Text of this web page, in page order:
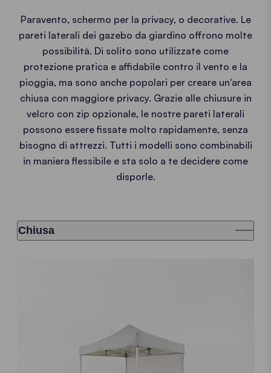
Paravento, schermo per la privacy, o decorative. Le
pareti laterali dei gazebo da giardino offrono molte
possibilità. Di solito sono utilizzate come
protezione pratica e affidabile contro il vento e la
pioggia, ma sono anche popolari per creare un'area
chiusa con maggiore privacy. Grazie alle chiusure in
velcro con zip opzionale, le nostre pareti laterali
possono essere fissate molto rapidamente, senza
bisogno di attrezzi. Tutti i modelli sono combinabili
in maniera flessibile e sta solo a te decidere come
disporle.
Chiusa